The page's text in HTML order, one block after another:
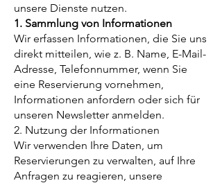
unsere Dienste nutzen.
1. Sammlung von Informationen
Wir erfassen Informationen, die Sie uns
direkt mitteilen, wie z. B. Name, E-Mail-
Adresse, Telefonnummer, wenn Sie
eine Reservierung vornehmen,
Informationen anfordern oder sich für
unseren Newsletter anmelden.
2. Nutzung der Informationen
Wir verwenden Ihre Daten, um
Reservierungen zu verwalten, auf Ihre
Anfragen zu reagieren, unsere